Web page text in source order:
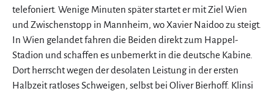
telefoniert. Wenige Minuten später startet er mit Ziel Wien
und Zwischenstopp in Mannheim, wo Xavier Naidoo zu steigt.
In Wien gelandet fahren die Beiden direkt zum Happel-
Stadion und schaffen es unbemerkt in die deutsche Kabine.
Dort herrscht wegen der desolaten Leistung in der ersten
Halbzeit ratloses Schweigen, selbst bei Oliver Bierhoff. Klinsi